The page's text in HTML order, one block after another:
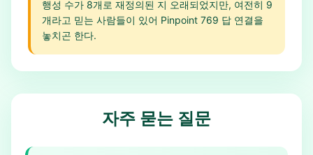
행성 수가 8개로 재정의된 지 오래되었지만, 여전히 9
개라고 믿는 사람들이 있어 Pinpoint 769 답 연결을
놓치곤 한다.
자주 묻는 질문